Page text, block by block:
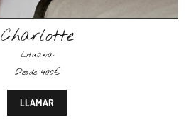
Charlotte
Lituana
Desde 400€
LLAMAR